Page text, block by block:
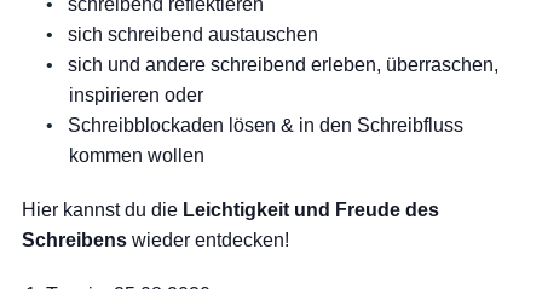
schreibend reflektieren
sich schreibend austauschen
sich und andere schreibend erleben, überraschen,
inspirieren oder
Schreibblockaden lösen & in den Schreibfluss
kommen wollen
Hier kannst du die Leichtigkeit und Freude des
Schreibens wieder entdecken!